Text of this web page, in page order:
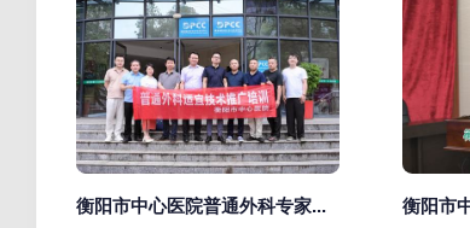
衡阳市中心医院普通外科专家... 衡阳市